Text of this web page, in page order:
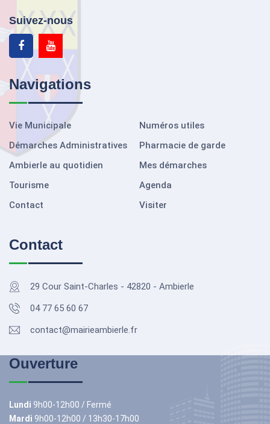
Suivez-nous
Navigations
Vie Municipale
Démarches Administratives
Ambierle au quotidien
Tourisme
Contact
Numéros utiles
Pharmacie de garde
Mes démarches
Agenda
Visiter
Contact
29 Cour Saint-Charles - 42820 - Ambierle
04 77 65 60 67
contact@mairieambierle.fr
Ouverture
Lundi 9h00-12h00 / Fermé
Mardi 9h00-12h00 / 13h30-17h00